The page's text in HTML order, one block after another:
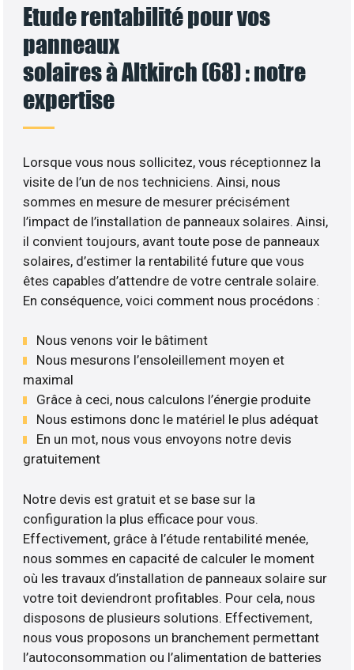
Etude rentabilité pour vos
panneaux
solaires à Altkirch (68) : notre
expertise
Lorsque vous nous sollicitez, vous réceptionnez la
visite de l’un de nos techniciens. Ainsi, nous
sommes en mesure de mesurer précisément
l’impact de l’installation de panneaux solaires. Ainsi,
il convient toujours, avant toute pose de panneaux
solaires, d’estimer la rentabilité future que vous
êtes capables d’attendre de votre centrale solaire.
En conséquence, voici comment nous procédons :
Nous venons voir le bâtiment
Nous mesurons l’ensoleillement moyen et
maximal
Grâce à ceci, nous calculons l’énergie produite
Nous estimons donc le matériel le plus adéquat
En un mot, nous vous envoyons notre devis
gratuitement
Notre devis est gratuit et se base sur la
configuration la plus efficace pour vous.
Effectivement, grâce à l’étude rentabilité menée,
nous sommes en capacité de calculer le moment
où les travaux d’installation de panneaux solaire sur
votre toit deviendront profitables. Pour cela, nous
disposons de plusieurs solutions. Effectivement,
nous vous proposons un branchement permettant
l’autoconsommation ou l’alimentation de batteries